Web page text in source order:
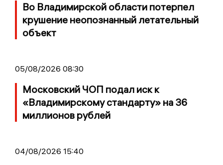
Во Владимирской области потерпел
крушение неопознанный летательный
объект
05/08/2026 08:30
Московский ЧОП подал иск к
«Владимирскому стандарту» на 36
миллионов рублей
04/08/2026 15:40